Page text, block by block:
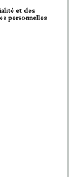
et des
personnelles